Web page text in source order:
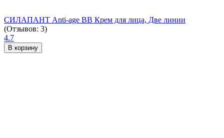
СИЛАПАНТ Anti-age ВВ Крем для лица, Две линии
(Отзывов: 3)
4.7
В корзину